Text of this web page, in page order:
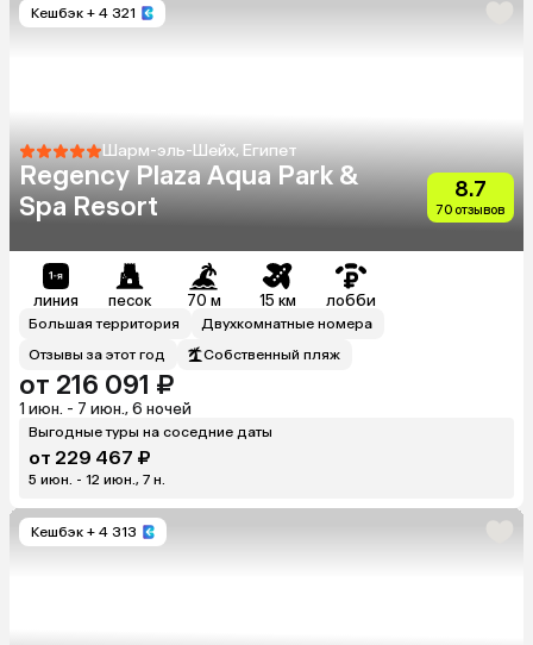
Кешбэк + 4 321
Шарм-эль-Шейх, Египет
Regency Plaza Aqua Park &
Spa Resort
8.7
70 отзывов
линия песок 70 м 15 км лобби
Большая территория
Двухкомнатные номера
Отзывы за этот год
Собственный пляж
от 216 091 ₽
1 июн. - 7 июн., 6 ночей
Выгодные туры на соседние даты
от 229 467 ₽
5 июн. - 12 июн., 7 н.
Кешбэк + 4 313